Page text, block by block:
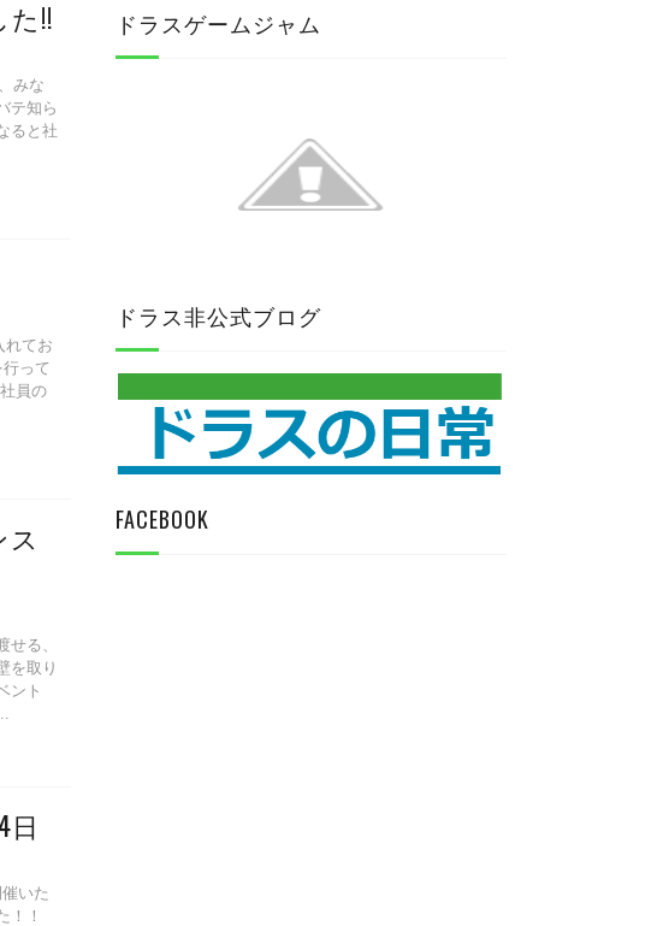
!!
みな
テ知ら
ると社
れてお
って
員の
る、
を取り
ント
いた
！！
ドラスゲームジャム
ドラス非公式ブログ
FACEBOOK